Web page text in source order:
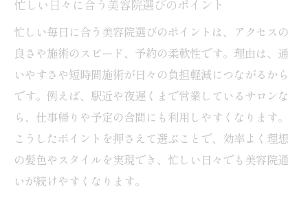
忙しい日々に合う美容院選びのポイント
忙しい毎日に合う美容院選びのポイントは、アクセスの
良さや施術のスピード、予約の柔軟性です。理由は、通
いやすさや短時間施術が日々の負担軽減につながるから
です。例えば、駅近や夜遅くまで営業しているサロンな
ら、仕事帰りや予定の合間にも利用しやすくなります。
こうしたポイントを押さえて選ぶことで、効率よく理想
の髪色やスタイルを実現でき、忙しい日々でも美容院通
いが続けやすくなります。